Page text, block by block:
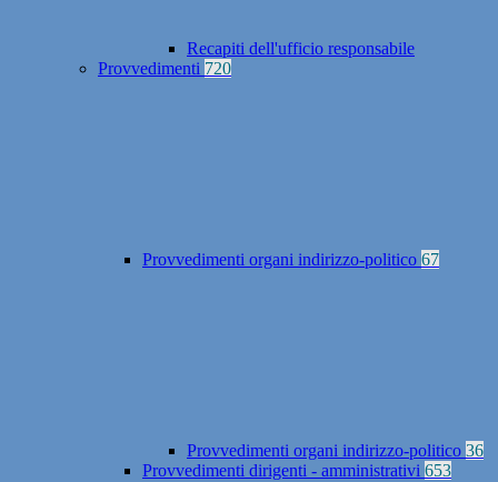
Recapiti dell'ufficio responsabile
Provvedimenti 720
Provvedimenti organi indirizzo-politico 67
Provvedimenti organi indirizzo-politico 36
Provvedimenti dirigenti - amministrativi 653